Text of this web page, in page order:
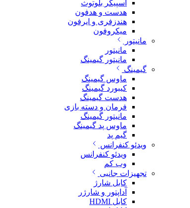
اسپیکر بلوتوث
هدست و هدفون
هندزفری و ایرفون
میکروفون
مانیتور
مانیتور
مانیتور گیمینگ
گیمینگ
ماوس گیمینگ
کیبورد گیمینگ
هدست گیمینگ
فرمان و دسته بازی
مانیتور گیمینگ
ماوس پد گیمینگ
گیم پد
ویدئو کنفرانس
ویدئو کنفرانس
وب کم
تجهیزات جانبی
کابل شارژ
آداپتور و شارژر
کابل HDMI